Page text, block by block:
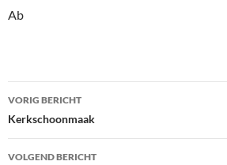
Ab
Bericht
navigatie
VORIG BERICHT
Kerkschoonmaak
VOLGEND BERICHT